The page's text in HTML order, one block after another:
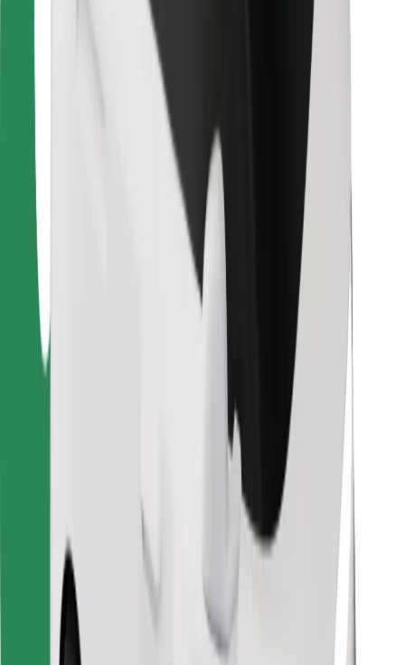
Για ιδιοκτήτες στόλου οχημάτων
Για εστιατόρια
Bolt for Business
Όροι & Προϋποθέσεις
Πάρε ταξί μέσα σε λίγα λεπτά!
Κατέβασε την εφαρμογή Bolt
Κατεβάστε την εφαρμογή Bolt Food